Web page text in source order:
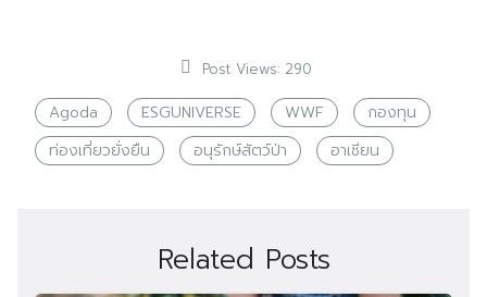
Post Views: 290
Agoda ESGUNIVERSE WWF
กองทุน
ท่องเที่ยวยั่งยืน
อนุรักษ์สัตว์ป่า อาเซียน
Related Posts